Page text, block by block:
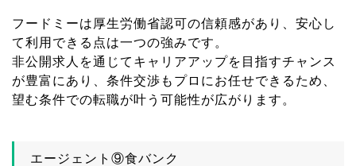
フードミーは厚生労働省認可の信頼感があり、安心し
て利用できる点は一つの強みです。
非公開求人を通じてキャリアアップを目指すチャンス
が豊富にあり、条件交渉もプロにお任せできるため、
望む条件での転職が叶う可能性が広がります。
エージェント⑨食バンク